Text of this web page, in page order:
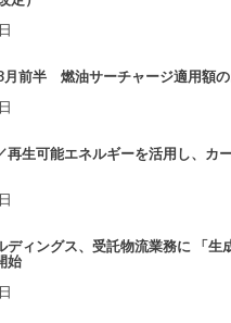
前半 燃油サーチャージ適用額の
再生可能エネルギーを活用し、カ
ディングス、受託物流業務に 「生
始